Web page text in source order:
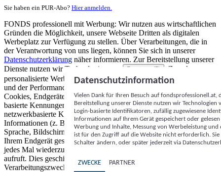
Sie haben ein PUR-Abo? Hier anmelden.
FONDS professionell mit Werbung: Wir nutzen aus wirtschaftlichen
Gründen die Möglichkeit, unsere Webseite Dritten als digitalen
Werbeplatz zur Verfügung zu stellen. Über Verarbeitungen, die in
der Verantwortung von uns liegen, können Sie sich in unserer
Datenschutzerklärung näher informieren. Zur Bereitstellung unserer
Dienste nutzen wir Technologien von
Partnern (5)
. Zwecke:
personalisierte Werbung und Inhalte, Messung von Werbeleistung
und der Performance von Inhalten sowie Zielgruppenforschung.
Cookies, Endgeräte- oder ähnliche Online-Kennungen (z. B. login-
basierte Kennungen, zufällig generierte Kennungen,
netzwerkbasierte Kennungen) können zusammen mit anderen
Informationen (z. B. Browsertyp und Browserinformationen,
Sprache, Bildschirmgröße, unterstützte Technologien usw.) auf
Ihrem Endgerät gespeichert oder von dort ausgelesen werden, um es
jedes Mal wiederzuerkennen, wenn es eine App oder einer Webseite
aufruft. Dies geschieht für einen oder mehrere der hier aufgeführten
Verarbeitungszwecke.
Datenschutzinformation
Vielen Dank für Ihren Besuch auf
Bereitstellung unserer Dienste nutzen wir Technologien
Login-basierte Identifikatoren, zufällig zugewiesene
Informationen auf Ihrem Gerät gespeichert oder
Werbung und Inhalte, Messung von Werbeleistung
ist für den Zugriff auf die Website nicht erforderlich.
Schalter ändern, oder später jederzeit via
ZWECKE PARTNER